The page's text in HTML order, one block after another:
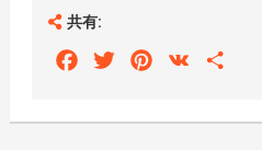
共有:
FacebookTwitterPinterest
VK